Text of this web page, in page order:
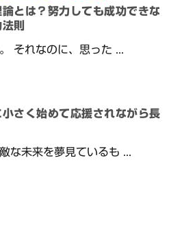
とは？努力しても成功できな
則
それなのに、思った ...
さく始めて応援されながら長
な未来を夢見ているも ...